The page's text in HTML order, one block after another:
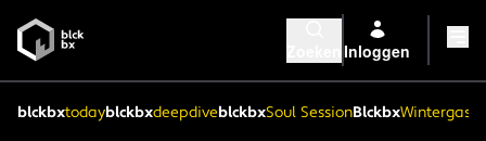
Inloggen
blckbxtodayblckbxdeepdiveblckbxSoul SessionBlckbx